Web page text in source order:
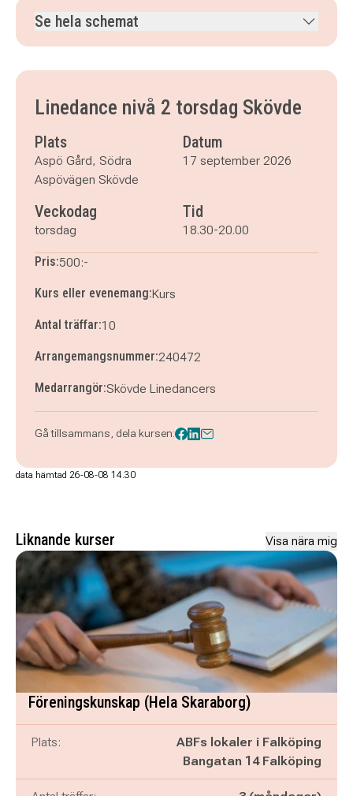
Se hela schemat
torsdag 1 oktober 2026
klockan 18.30–20.00
torsdag 8 oktober 2026 klockan 18.30–20.00
torsdag 15 oktober 2026
klockan 18.30–20.00
torsdag 22 oktober 2026
klockan 18.30–20.00
torsdag 29 oktober 2026
klockan 18.30–20.00
torsdag 5 november 2026
torsdag 12 november 2026klockan 18.30–20.00
torsdag 19 november 2026klockan 18.30–20.00
Linedance nivå 2 torsdag Skövde
Plats
Aspö Gård, Södra
Aspövägen Skövde
Datum
17 september 2026
Veckodag
torsdag
Tid
18.30-20.00
Pris:500:-
Kurs eller evenemang:Kurs
Antal träffar:10
Arrangemangsnummer:240472
Medarrangör:Skövde Linedancers
Gå tillsammans, dela kursen:
data hämtad 26-08-08 14.30
Liknande kurser Visa nära mig
Föreningskunskap (Hela Skaraborg)
Plats:
ABFs lokaler i Falköping
Bangatan 14 Falköping